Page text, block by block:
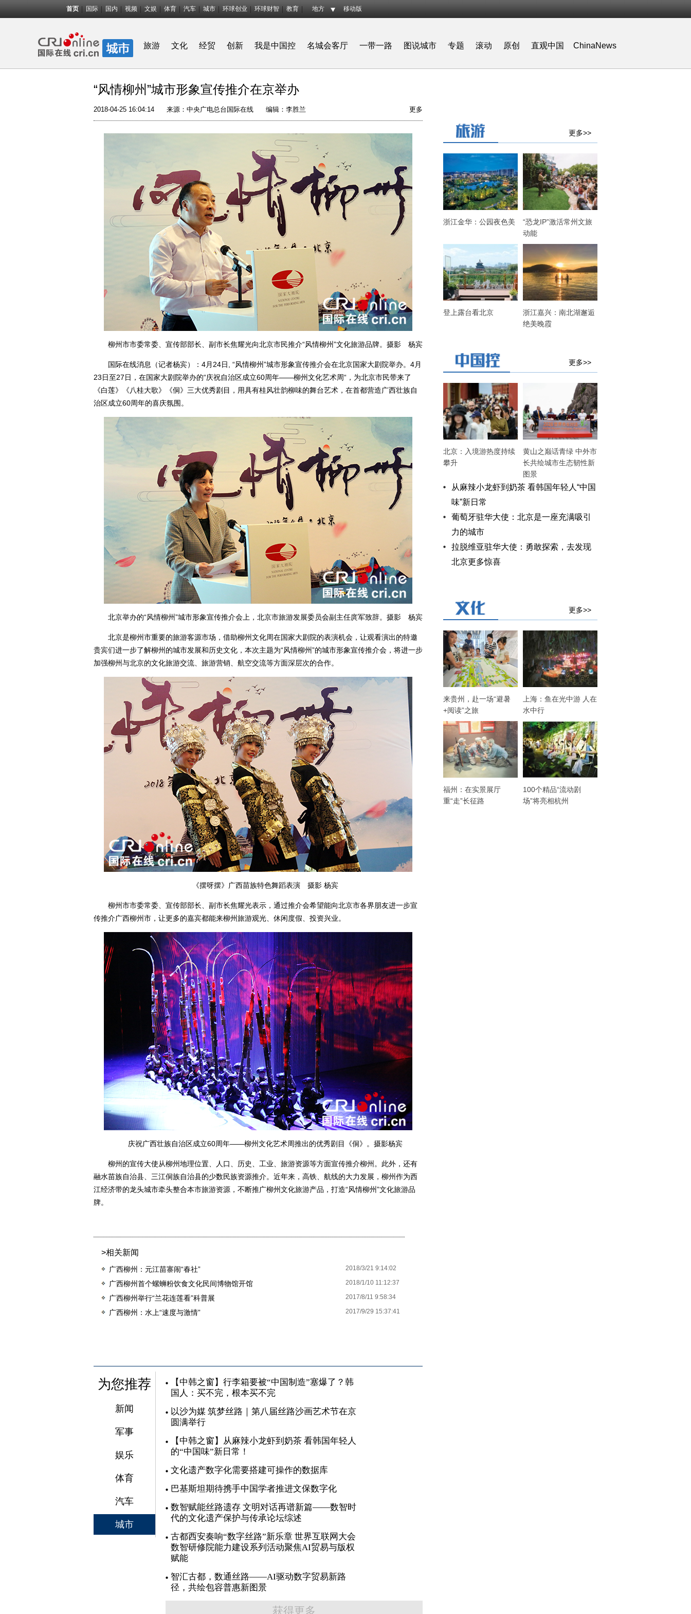
首页 国际 国内 视频 文娱 体育 汽车 城市 环球创业 环球财智 教育 地方 移动版
旅游 文化 经贸 创新 我是中国控 名城会客厅 一带一路 图说城市 专题 滚动 原创 直观中国 ChinaNews
“风情柳州”城市形象宣传推介在京举办
2018-04-25 16:04:14 来源：中央广电总台国际在线 编辑：李胜兰 更多
柳州市市委常委、宣传部部长、副市长焦耀光向北京市民推介“风情柳州”文化旅游品牌。摄影 杨宾
国际在线消息（记者杨宾）：4月24日, “风情柳州”城市形象宣传推介会在北京国家大剧院举办。4月
23日至27日，在国家大剧院举办的“庆祝自治区成立60周年——柳州文化艺术周“，为北京市民带来了
《白莲》《八桂大歌》《侗》三大优秀剧目，用具有桂风壮韵柳味的舞台艺术，在首都营造广西壮族自
治区成立60周年的喜庆氛围。
北京举办的“风情柳州”城市形象宣传推介会上，北京市旅游发展委员会副主任庹军致辞。摄影 杨宾
北京是柳州市重要的旅游客源市场，借助柳州文化周在国家大剧院的表演机会，让观看演出的特邀
贵宾们进一步了解柳州的城市发展和历史文化，本次主题为“风情柳州”的城市形象宣传推介会，将进一步
加强柳州与北京的文化旅游交流、旅游营销、航空交流等方面深层次的合作。
《摆呀摆》广西苗族特色舞蹈表演 摄影 杨宾
柳州市市委常委、宣传部部长、副市长焦耀光表示，通过推介会希望能向北京市各界朋友进一步宣
传推介广西柳州市，让更多的嘉宾都能来柳州旅游观光、休闲度假、投资兴业。
庆祝广西壮族自治区成立60周年——柳州文化艺术周推出的优秀剧目《侗》。摄影杨宾
柳州的宣传大使从柳州地理位置、人口、历史、工业、旅游资源等方面宣传推介柳州。此外，还有
融水苗族自治县、三江侗族自治县的少数民族资源推介。近年来，高铁、航线的大力发展，柳州作为西
江经济带的龙头城市牵头整合本市旅游资源，不断推广柳州文化旅游产品，打造“风情柳州”文化旅游品
牌。
>相关新闻
广西柳州：元江苗寨闹“春社” 2018/3/21 9:14:02
广西柳州首个螺蛳粉饮食文化民间博物馆开馆 2018/1/10 11:12:37
广西柳州举行“兰花连莲看”科普展 2017/8/11 9:58:34
广西柳州：水上“速度与激情” 2017/9/29 15:37:41
为您推荐
新闻
军事
娱乐
体育
汽车
城市
【中韩之窗】行李箱要被“中国制造”塞爆了？韩
国人：买不完，根本买不完
以沙为媒 筑梦丝路｜第八届丝路沙画艺术节在京
圆满举行
【中韩之窗】从麻辣小龙虾到奶茶 看韩国年轻人
的“中国味”新日常！
文化遗产数字化需要搭建可操作的数据库
巴基斯坦期待携手中国学者推进文保数字化
数智赋能丝路遗存 文明对话再谱新篇——数智时
代的文化遗产保护与传承论坛综述
古都西安奏响“数字丝路”新乐章 世界互联网大会
数智研修院能力建设系列活动聚焦AI贸易与版权
赋能
智汇古都，数通丝路——AI驱动数字贸易新路
径，共绘包容普惠新图景
获得更多
更多>>
浙江金华：公园夜色美
“恐龙IP”激活常州文旅
动能
登上露台看北京
浙江嘉兴：南北湖邂逅
绝美晚霞
更多>>
北京：入境游热度持续
攀升
黄山之巅话青绿 中外市
长共绘城市生态韧性新
图景
从麻辣小龙虾到奶茶 看韩国年轻人“中国
味”新日常
葡萄牙驻华大使：北京是一座充满吸引
力的城市
拉脱维亚驻华大使：勇敢探索，去发现
北京更多惊喜
更多>>
来贵州，赴一场“避暑
+阅读”之旅
上海：鱼在光中游 人在
水中行
福州：在实景展厅
重“走”长征路
100个精品“流动剧
场”将亮相杭州